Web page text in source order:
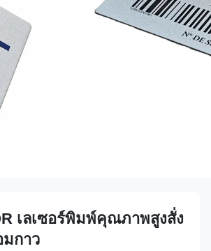
เลเซอร์พิมพ์คุณภาพสูงสั่ง
กาว